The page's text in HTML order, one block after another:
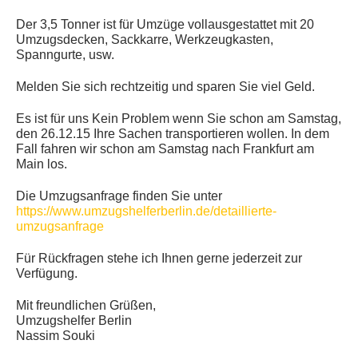
Der 3,5 Tonner ist für Umzüge vollausgestattet mit 20
Umzugsdecken, Sackkarre, Werkzeugkasten,
Spanngurte, usw.
Melden Sie sich rechtzeitig und sparen Sie viel Geld.
Es ist für uns Kein Problem wenn Sie schon am Samstag,
den 26.12.15 Ihre Sachen transportieren wollen. In dem
Fall fahren wir schon am Samstag nach Frankfurt am
Main los.
Die Umzugsanfrage finden Sie unter
https://www.umzugshelferberlin.de/detaillierte-
umzugsanfrage
Für Rückfragen stehe ich Ihnen gerne jederzeit zur
Verfügung.
Mit freundlichen Grüßen,
Umzugshelfer Berlin
Nassim Souki